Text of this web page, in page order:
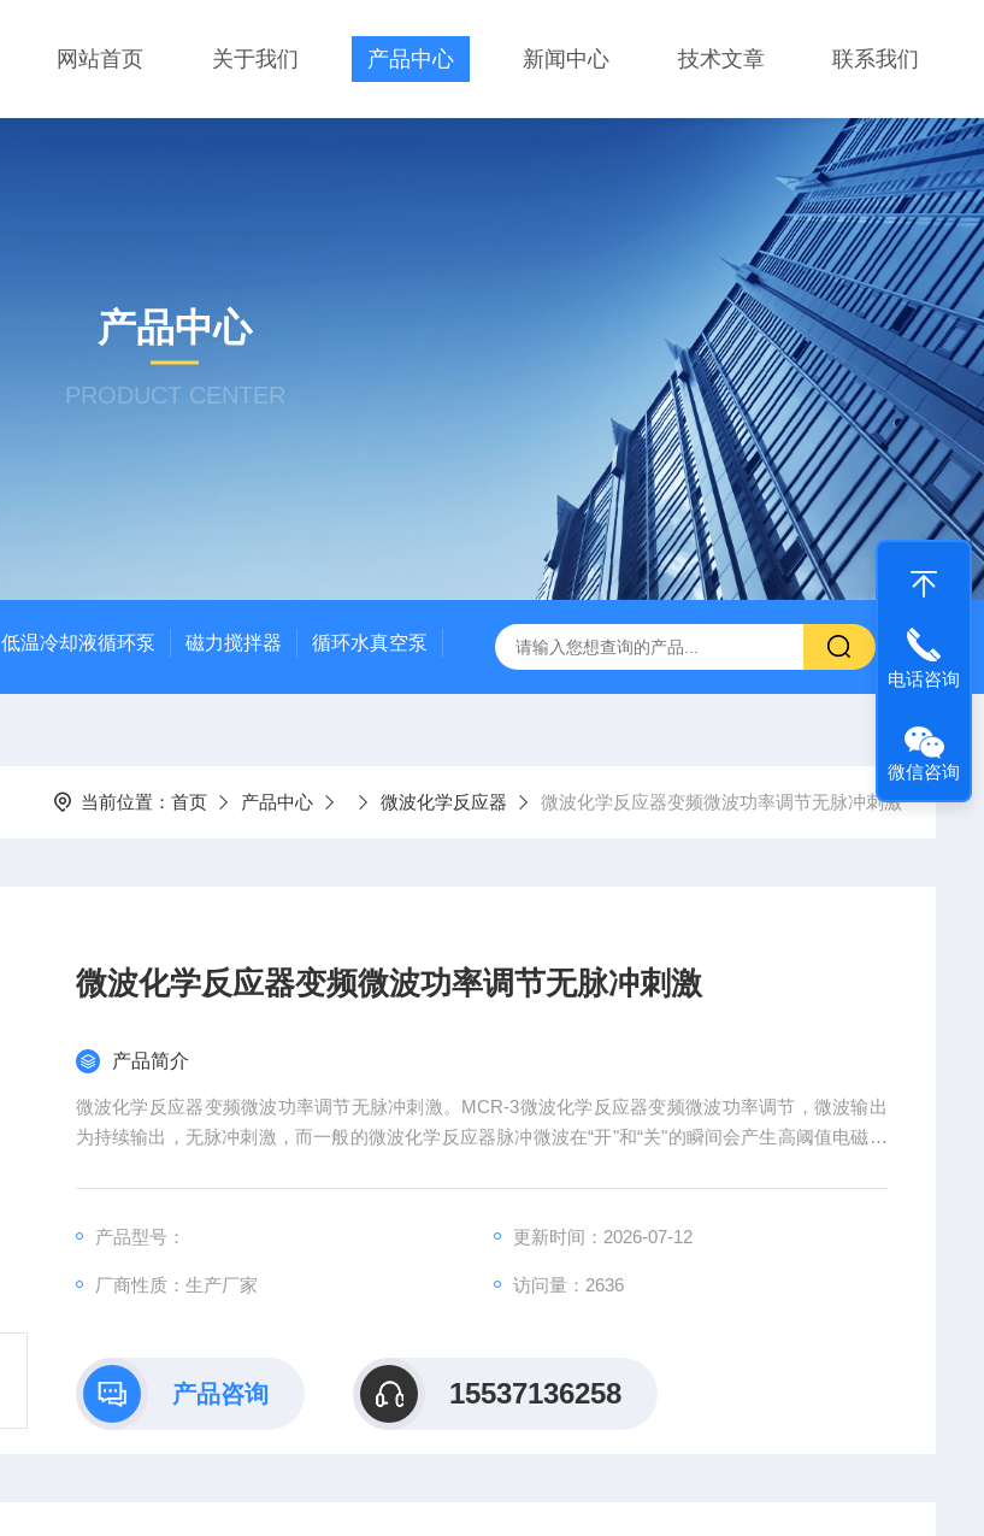
网站首页 关于我们 产品中心 新闻中心 技术文章 联系我们
产品中心
PRODUCT CENTER
低温冷却液循环泵 磁力搅拌器 循环水真空泵
当前位置： 首页 产品中心 微波化学反应器 微波化学反应器变频微波功率调节无脉冲刺激
微波化学反应器变频微波功率调节无脉冲刺激
产品简介
微波化学反应器变频微波功率调节无脉冲刺激。MCR-3微波化学反应器变频微波功率调节，微波输出
为持续输出，无脉冲刺激，而一般的微波化学反应器脉冲微波在“开"和“关"的瞬间会产生高阈值电磁脉
产品型号： 更新时间：2026-07-12
厂商性质：生产厂家 访问量：2636
产品咨询 15537136258
电话咨询
微信咨询